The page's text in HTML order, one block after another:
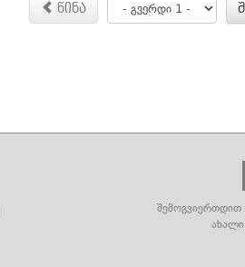
წინა
შემოგვიერთდით
ახალი